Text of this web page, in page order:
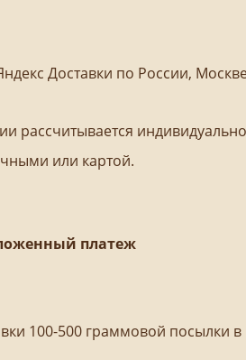
Доставки по России,
рассчитывается
или картой.
платеж
100-500 граммовой посылки